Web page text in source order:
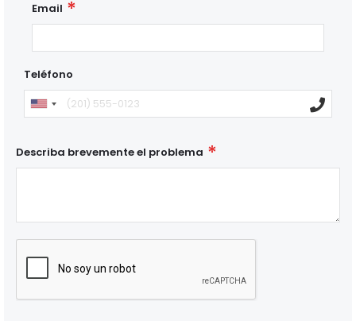
Email
Teléfono
Describa brevemente el problema